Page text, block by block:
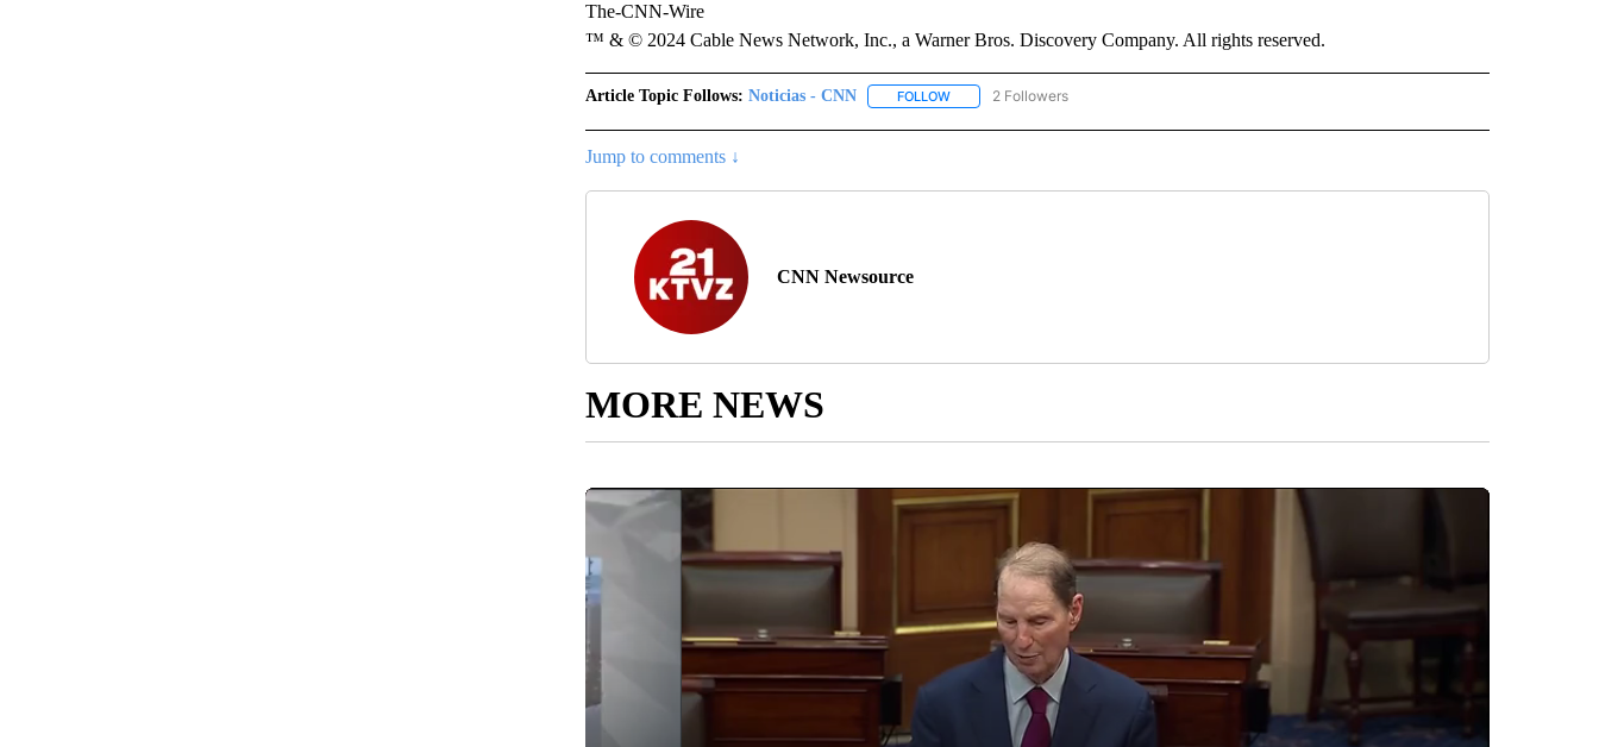
The-CNN-Wire
™ & © 2024 Cable News Network, Inc., a Warner Bros. Discovery Company. All rights reserved.
Article Topic Follows: Noticias - CNN FOLLOWFOLLOW "NOTICIAS - CNN" TO RECEIVE NOTIFICATIONS ABOUT NEW PAGES ON "NOTICIAS - CNN".
2 Followers
Jump to comments ↓
CNN Newsource
MORE NEWS